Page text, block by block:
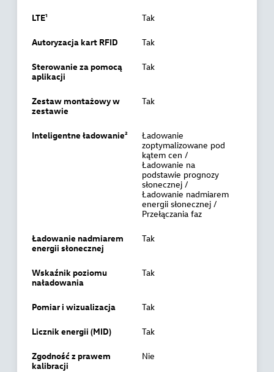
LTE¹ Tak
Autoryzacja kart RFID Tak
Sterowanie za pomocą
aplikacji
Tak
Zestaw montażowy w
zestawie
Tak
Inteligentne ładowanie²
Ładowanie
zoptymalizowane pod
kątem cen /
Ładowanie na
podstawie prognozy
słonecznej /
Ładowanie nadmiarem
energii słonecznej /
Przełączania faz
Ładowanie nadmiarem
energii słonecznej
Tak
Wskaźnik poziomu
naładowania
Tak
Pomiar i wizualizacja Tak
Licznik energii (MID) Tak
Zgodność z prawem
kalibracji
Nie